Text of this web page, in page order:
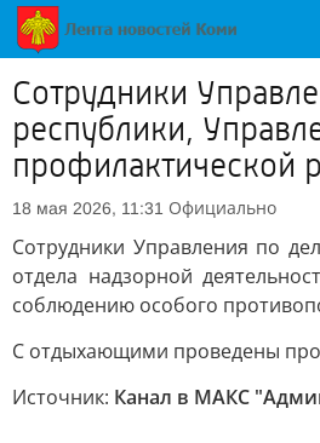
Сотрудники
республики,
профилактической
18 мая 2026, 11:31 Официально
Сотрудники Управления по
отдела надзорной
соблюдению особого
С отдыхающими проведены
Источник: Канал в МАКС